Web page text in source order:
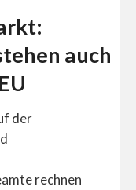
auch
der
rechnen